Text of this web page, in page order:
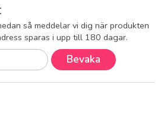
så meddelar vi dig när produkten
sparas i upp till 180 dagar.
Bevaka